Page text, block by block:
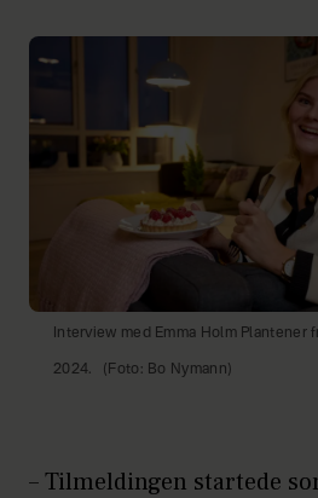
Interview med Emma Holm Plantener
2024. (Foto: Bo Nymann)
– Tilmeldingen startede